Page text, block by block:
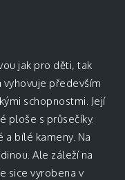
jak pro děti, tak
vyhovuje především
schopnostmi. Její
ploše s průsečíky.
bílé kameny. Na
Ale záleží na
sice vyrobena v